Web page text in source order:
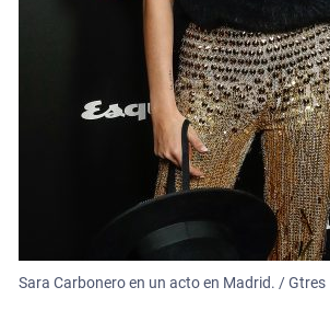
Sara Carbonero en un acto en Madrid. / Gtres